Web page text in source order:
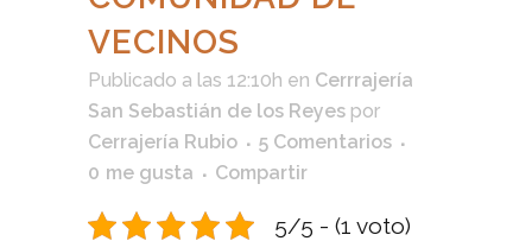
VECINOS
Publicado a las 12:10h en Cerrrajería
San Sebastián de los Reyes por
Cerrajería Rubio
5 Comentarios
0 me gusta Compartir
5/5 - (1 voto)